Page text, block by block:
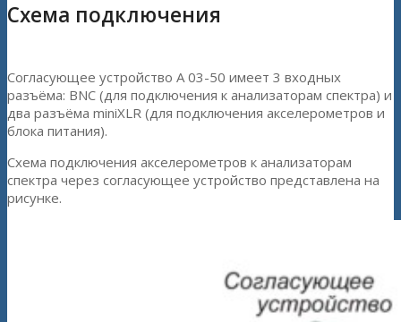
Схема подключения
Согласующее устройство A 03-50 имеет 3 входных
разъёма: BNC (для подключения к анализаторам спектра) и
два разъёма miniXLR (для подключения акселерометров и
блока питания).
Схема подключения акселерометров к анализаторам
спектра через согласующее устройство представлена на
рисунке.